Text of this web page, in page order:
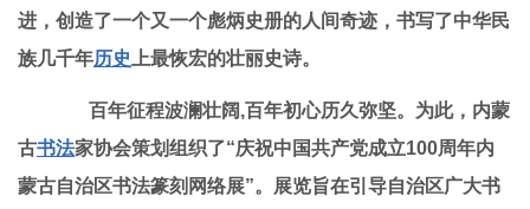
进，创造了一个又一个彪炳史册的人间奇迹，书写了中华民
族几千年历史 上最恢宏的壮丽史诗。
百年征程波澜壮阔,百年初心历久弥坚。为此，内蒙
古书法家协会策划组织了“庆祝中国共产党成立100周年内
蒙古自治区书法篆刻网络展”。展览旨在引导自治区广大书